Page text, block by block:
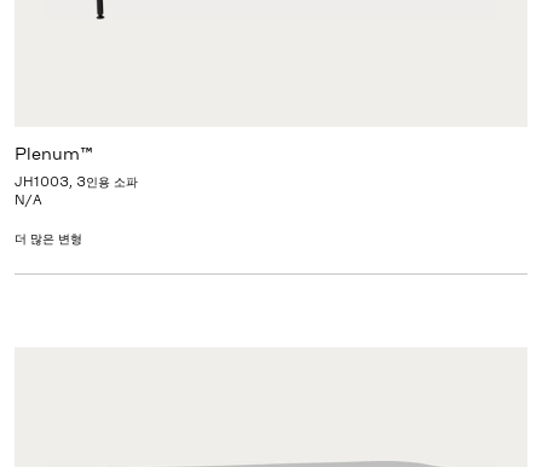
Plenum™
JH1003, 3인용 소파
N/A
더 많은 변형